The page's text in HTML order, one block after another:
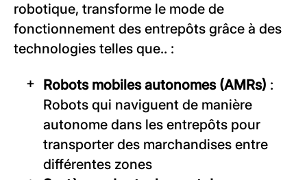
robotique, transforme le mode de
fonctionnement des entrepôts grâce à des
technologies telles que.. :
Robots mobiles autonomes (AMRs) :
Robots qui naviguent de manière
autonome dans les entrepôts pour
transporter des marchandises entre
différentes zones